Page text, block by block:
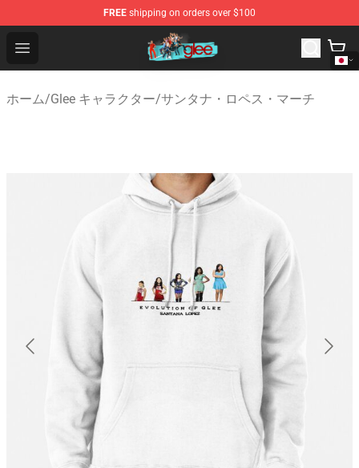
FREE shipping on orders over $100
Open menu
Glee Store - Official Glee Merchandise Shop
ホーム/Glee キャラクター/サンタナ・ロペス・マーチ